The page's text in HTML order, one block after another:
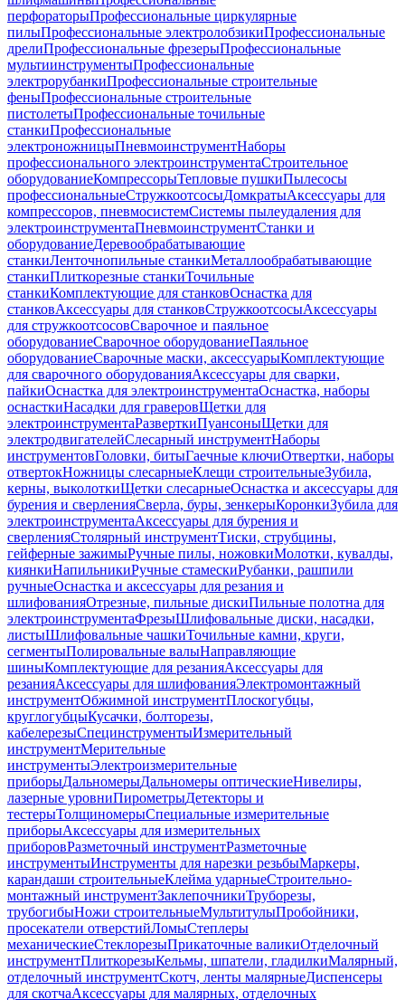
перфораторыПрофессиональные циркулярные
пилыПрофессиональные электролобзикиПрофессиональные
дрелиПрофессиональные фрезерыПрофессиональные
мультиинструментыПрофессиональные
электрорубанкиПрофессиональные строительные
феныПрофессиональные строительные
пистолетыПрофессиональные точильные
станкиПрофессиональные
электроножницыПневмоинструментНаборы
профессионального электроинструментаСтроительное
оборудованиеКомпрессорыТепловые пушкиПылесосы
профессиональныеСтружкоотсосыДомкратыАксессуары для
компрессоров, пневмосистемСистемы пылеудаления для
электроинструментаПневмоинструментСтанки и
оборудованиеДеревообрабатывающие
станкиЛенточнопильные станкиМеталлообрабатывающие
станкиПлиткорезные станкиТочильные
станкиКомплектующие для станковОснастка для
станковАксессуары для станковСтружкоотсосыАксессуары
для стружкоотсосовСварочное и паяльное
оборудованиеСварочное оборудованиеПаяльное
оборудованиеСварочные маски, аксессуарыКомплектующие
для сварочного оборудованияАксессуары для сварки,
пайкиОснастка для электроинструментаОснастка, наборы
оснасткиНасадки для граверовЩетки для
электроинструментаРазверткиПуансоныЩетки для
электродвигателейСлесарный инструментНаборы
инструментовГоловки, битыГаечные ключиОтвертки, наборы
отвертокНожницы слесарныеКлещи строительныеЗубила,
керны, выколоткиЩетки слесарныеОснастка и аксессуары для
бурения и сверленияСверла, буры, зенкерыКоронкиЗубила для
электроинструментаАксессуары для бурения и
сверленияСтолярный инструментТиски, струбцины,
гейферные зажимыРучные пилы, ножовкиМолотки, кувалды,
киянкиНапильникиРучные стамескиРубанки, рашпили
ручныеОснастка и аксессуары для резания и
шлифованияОтрезные, пильные дискиПильные полотна для
электроинструментаФрезыШлифовальные диски, насадки,
листыШлифовальные чашкиТочильные камни, круги,
сегментыПолировальные валыНаправляющие
шиныКомплектующие для резанияАксессуары для
резанияАксессуары для шлифованияЭлектромонтажный
инструментОбжимной инструментПлоскогубцы,
круглогубцыКусачки, болторезы,
кабелерезыСпецинструментыИзмерительный
инструментМерительные
инструментыЭлектроизмерительные
приборыДальномерыДальномеры оптическиеНивелиры,
лазерные уровниПирометрыДетекторы и
тестерыТолщиномерыСпециальные измерительные
приборыАксессуары для измерительных
приборовРазметочный инструментРазметочные
инструментыИнструменты для нарезки резьбыМаркеры,
карандаши строительныеКлейма ударныеСтроительно-
монтажный инструментЗаклепочникиТруборезы,
трубогибыНожи строительныеМультитулыПробойники,
просекатели отверстийЛомыСтеплеры
механическиеСтеклорезыПрикаточные валикиОтделочный
инструментПлиткорезыКельмы, шпатели, гладилкиМалярный,
отделочный инструментСкотч, ленты малярныеДиспенсеры
для скотчаАксессуары для малярных, отделочных